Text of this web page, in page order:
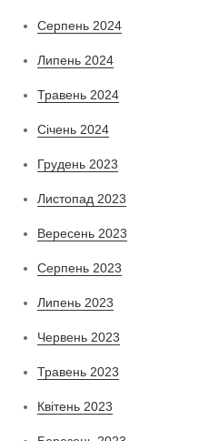
Серпень 2024
Липень 2024
Травень 2024
Січень 2024
Грудень 2023
Листопад 2023
Вересень 2023
Серпень 2023
Липень 2023
Червень 2023
Травень 2023
Квітень 2023